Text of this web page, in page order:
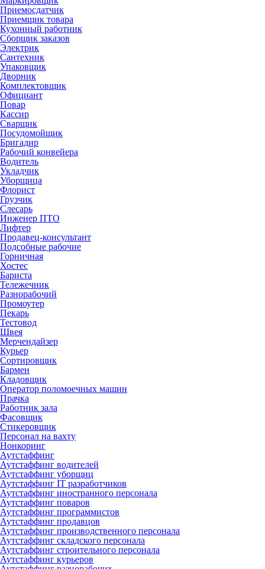
Приемосдатчик
Приемщик товара
Кухонный работник
Сборщик заказов
Электрик
Сантехник
Упаковщик
Дворник
Комплектовщик
Официант
Повар
Кассир
Сварщик
Посудомойщик
Бригадир
Рабочий конвейера
Водитель
Укладчик
Уборщица
Флорист
Грузчик
Слесарь
Инженер ПТО
Лифтер
Продавец-консультант
Подсобные рабочие
Горничная
Хостес
Бариста
Тележечник
Разнорабочий
Промоутер
Пекарь
Тестовод
Швея
Мерчендайзер
Курьер
Сортировщик
Бармен
Кладовщик
Оператор поломоечных машин
Прачка
Работник зала
Фасовщик
Стикеровщик
Персонал на вахту
Нонкоринг
Аутстаффинг
Аутстаффинг водителей
Аутстаффинг уборщиц
Аутстаффинг IT разработчиков
Аутстаффинг иностранного персонала
Аутстаффинг поваров
Аутстаффинг программистов
Аутстаффинг продавцов
Аутстаффинг производственного персонала
Аутстаффинг складского персонала
Аутстаффинг строительного персонала
Аутстаффинг курьеров